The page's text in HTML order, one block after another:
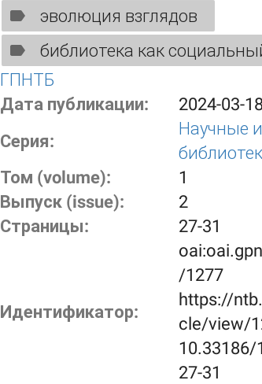
эволюция взглядов
библиотека как
ГПНТБ
Дата публикации:
2024-03-
Серия:
Научные
Том (volume):
1
Выпуск (issue):
2
Страницы:
27-31
Идентификатор:
/1277
https://
cle/view/
10.33186/
27-31